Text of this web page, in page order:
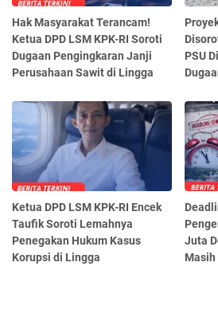
Hak Masyarakat Terancam!
Ketua DPD LSM KPK-RI Soroti
Dugaan Pengingkaran Janji
Perusahaan Sawit di Lingga
PSU
Ketua DPD LSM KPK-RI Encek
Taufik Soroti Lemahnya
Penegakan Hukum Kasus
Korupsi di Lingga
Juta
Masih